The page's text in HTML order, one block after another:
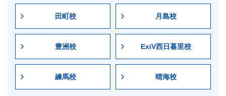
い。
成績により、
（9月～）への入室資格が得
られます。
正規受験（8/23（日）10:00～）に受験された方のう
ち成績優秀者には、特待認定がございます。
基本コースへの入塾テストを兼ねます。
ご不明な点がございましたら、塾生は お通いの校舎
へ、早稲田アカデミーにお通いでない方は 受験希望
田町校 月島校
豊洲校 ExiV西日暮里校
練馬校 晴海校